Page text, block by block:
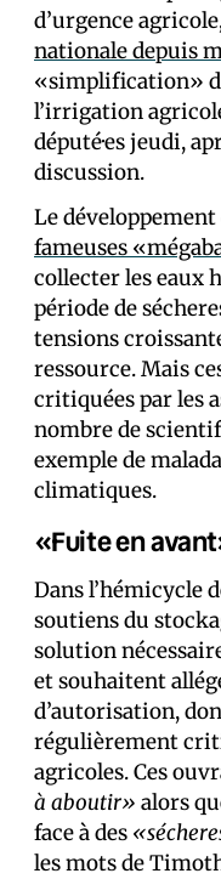
d’urgence
nationale depuis
«simplification»
l’irrigation
député·es jeudi,
discussion.
Le développement
fameuses
collecter les eaux
période de
tensions
ressource. Mais
critiquées par les
nombre de
exemple de
climatiques.
«Fuite en
Dans l’hémicycle
soutiens du
solution
et souhaitent
d’autorisation,
régulièrement
agricoles. Ces
à aboutir» alors
face à des
les mots de